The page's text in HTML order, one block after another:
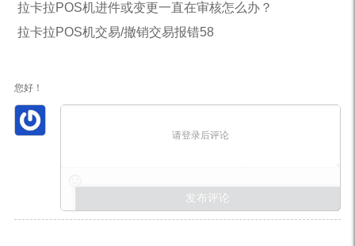
拉卡拉POS机进件或变更一直在审核怎么办？
拉卡拉POS机交易/撤销交易报错58
您好！
请登录后评论